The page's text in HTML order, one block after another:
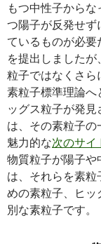
もつ中性子から
つ陽子が反発せず
ているものが必
を提出しました
粒子ではなくさら
素粒子標準理論へ
ッグス粒子が発
は、その素粒子
魅力的な次のサイ
物質粒子が陽子や
は、それらを素
めの素粒子、ヒッ
別な素粒子です。